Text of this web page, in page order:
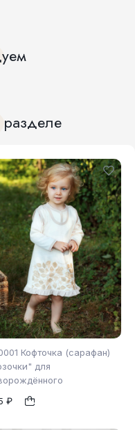
Кофточка (сарафан)
для
₽
1